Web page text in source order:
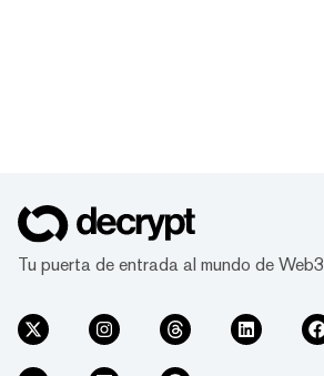
Tu puerta de entrada al mundo de Web3